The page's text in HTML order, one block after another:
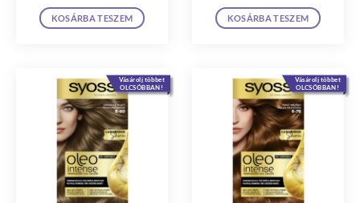
KOSÁRBA TESZEM KOSÁRBA TESZEM
Vásárolj többet
OLCSÓBBAN!
Vásárolj többet
OLCSÓBBAN!